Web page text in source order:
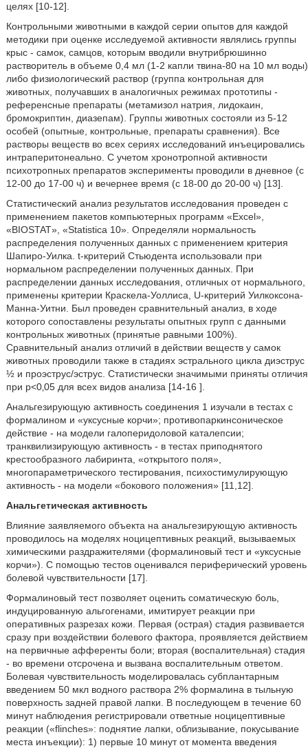
целях [10-12].
Контрольными животными в каждой серии опытов для каждой
методики при оценке исследуемой активности являлись группы
крыс - самок, самцов, которым вводили внутрибрюшинно
растворитель в объеме 0,4 мл (1-2 капли твина-80 на 10 мл воды)
либо физиологический раствор (группа контрольная для
животных, получавших в аналогичных режимах прототипы -
референсные препараты (метамизол натрия, лидокаин,
бромокриптин, диазепам). Группы животных состояли из 5-12
особей (опытные, контрольные, препараты сравнения). Все
растворы веществ во всех сериях исследований инъецировались
интраперитонеально. С учетом хронотропной активности
психотропных препаратов эксперименты проводили в дневное (с
12-00 до 17-00 ч) и вечернее время (с 18-00 до 20-00 ч) [13].
Статистический анализ результатов исследования проведен с
применением пакетов компьютерных программ «Excel»,
«BIOSTAT», «Statistica 10». Определяли нормальность
распределения полученных данных с применением критерия
Шапиро-Уилка. t-критерий Стьюдента использовали при
нормальном распределении полученных данных. При
распределении данных исследования, отличных от нормального,
применены критерии Краскела-Уоллиса, U-критерий Уилкоксона-
Манна-Уитни. Был проведен сравнительный анализ, в ходе
которого сопоставлены результаты опытных групп с данными
контрольных животных (принятые равными 100%).
Сравнительный анализ отличий в действии веществ у самок
животных проводили также в стадиях эстрального цикла диэструс
½ и проэструс/эструс. Статистически значимыми приняты отличия
при р<0‚05 для всех видов анализа [14-16 ].
Анальгезирующую активность соединения 1 изучали в тестах с
формалином и «уксусные корчи»; противопаркинсоническое
действие - на модели галоперидоловой каталепсии;
транквилизирующую активность - в тестах приподнятого
крестообразного лабиринта, «открытого поля»,
многопараметрического тестирования, психостимулирующую
активность - на модели «бокового положения» [11,12].
Анальгетическая активность
Влияние заявляемого объекта на анальгезирующую активность
проводилось на моделях ноцицептивных реакций, вызываемых
химическими раздражителями (формалиновый тест и «уксусные
корчи»). С помощью тестов оценивался периферический уровень
болевой чувствительности [17].
Формалиновый тест позволяет оценить соматическую боль,
индуцированную альгогенами, имитирует реакции при
оперативных разрезах кожи. Первая (острая) стадия развивается
сразу при воздействии болевого фактора, проявляется действием
на первичные афференты боли; вторая (воспалительная) стадия
- во времени отсрочена и вызвана воспалительным ответом.
Болевая чувствительность моделировалась субплантарным
введением 50 мкл водного раствора 2% формалина в тыльную
поверхность задней правой лапки. В последующем в течение 60
минут наблюдения регистрировали ответные ноцицептивные
реакции («flinches»: поднятие лапки, облизывание, покусывание
места инъекции): 1) первые 10 минут от момента введения